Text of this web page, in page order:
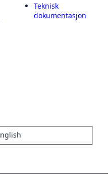
Teknisk
dokumentasjon